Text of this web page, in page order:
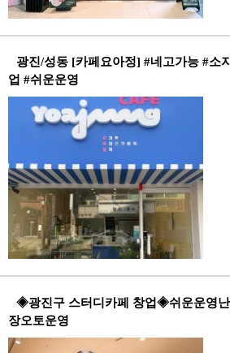
광진/성동 [카페요아정] #네고가능 #소
업 #쉬운운영
◈광진구 스터디카페 창업◈쉬운운영난
장오토운영